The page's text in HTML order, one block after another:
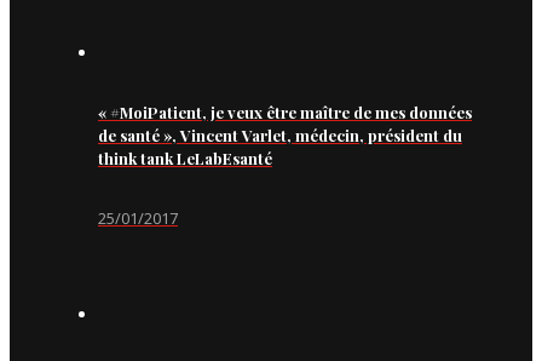
« #MoiPatient, je veux être maître de mes données
de santé », Vincent Varlet, médecin, président du
think tank LeLabEsanté
25/01/2017